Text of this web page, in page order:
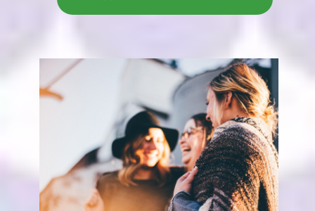
ДЕТЯМ» оказывает поддержку различным
государственным и муниципальным
учреждениям: социальным приютам,
пунктам временного размещения беженцев,
образовательным и медицинским
учреждениям.
ЗА БУДУЩЕЕ
ПОДРОБНЕЙ О ПРОЕКТЕ